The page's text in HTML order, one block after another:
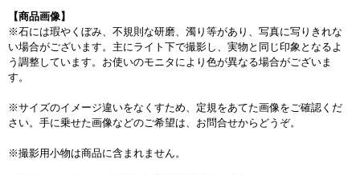
【商品画像】
※石には瑕やくぼみ、不規則な研磨、濁り等があり、写真に写りきれな
い場合がございます。主にライト下で撮影し、実物と同じ印象となるよ
う調整しています。お使いのモニタにより色が異なる場合がございま
す。
※サイズのイメージ違いをなくすため、定規をあてた画像をご確認くだ
さい。手に乗せた画像などのご希望は、お問合せからどうぞ。
※撮影用小物は商品に含まれません。